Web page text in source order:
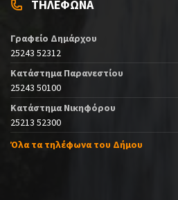
ΤΗΛΕΦΩΝΑ
Γραφείο Δημάρχου
25243 52312
Κατάστημα Παρανεστίου
25243 50100
Κατάστημα Νικηφόρου
25213 52300
Όλα τα τηλέφωνα του Δήμου